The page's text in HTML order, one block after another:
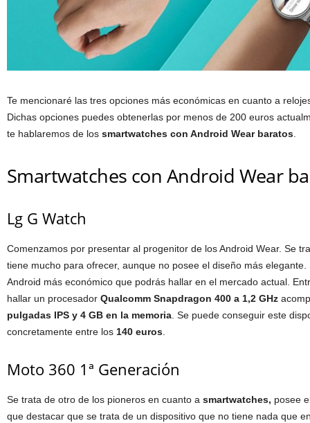
Te mencionaré las tres opciones más económicas en cuanto a
Dichas opciones puedes obtenerlas por menos de 200 euros
te hablaremos de los smartwatches con Android Wear baratos
Smartwatches con Android Wear
Lg G Watch
Comenzamos por presentar al progenitor de los Android Wear. Se
tiene mucho para ofrecer, aunque no posee el diseño más
Android más económico que podrás hallar en el mercado actual.
hallar un procesador Qualcomm Snapdragon 400 a 1,2 GHz
pulgadas IPS y 4 GB en la memoria . Se puede conseguir este
concretamente entre los 140 euros
Moto 360 1ª Generación
Se trata de otro de los pioneros en cuanto a smartwatches, posee
que destacar que se trata de un dispositivo que no tiene nada que